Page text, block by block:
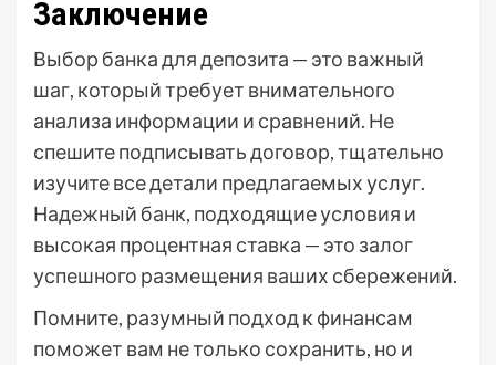
Заключение
Выбор банка для депозита — это важный
шаг, который требует внимательного
анализа информации и сравнений. Не
спешите подписывать договор, тщательно
изучите все детали предлагаемых услуг.
Надежный банк, подходящие условия и
высокая процентная ставка — это залог
успешного размещения ваших сбережений.
Помните, разумный подход к финансам
поможет вам не только сохранить, но и